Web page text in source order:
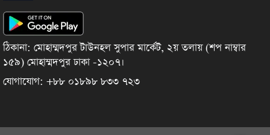
ঠিকানা: মোহাম্মদপুর টাউনহল সুপার মার্কেট, ২য় তলায় (শপ নাম্বার
১৫৯) মোহাম্মদপুর ঢাকা -১২০৭।
যোগাযোগ: +৮৮ ০১৮৯৮ ৮৩৩ ৭২৩